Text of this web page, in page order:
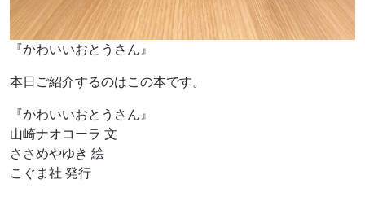
『かわいいおとうさん』
本日ご紹介するのはこの本です。
『かわいいおとうさん』
山崎ナオコーラ 文
ささめやゆき 絵
こぐま社 発行